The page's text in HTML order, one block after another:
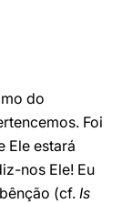
do
Foi
Ele estará
nos Ele! Eu
(cf. Is